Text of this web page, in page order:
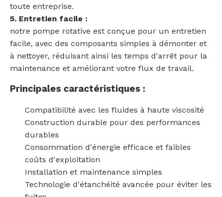
toute entreprise.
5. Entretien facile :
notre pompe rotative est conçue pour un entretien
facile, avec des composants simples à démonter et
à nettoyer, réduisant ainsi les temps d'arrêt pour la
maintenance et améliorant votre flux de travail.
Principales caractéristiques :
Compatibilité avec les fluides à haute viscosité
Construction durable pour des performances
durables
Consommation d'énergie efficace et faibles
coûts d'exploitation
Installation et maintenance simples
Technologie d'étanchéité avancée pour éviter les